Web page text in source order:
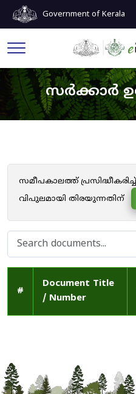
Government of Kerala
സർക്കാർ
സമീപകാലത്ത്
വിപുലമായി തിരയുന്നതിന്
#
Document Title
/ Number